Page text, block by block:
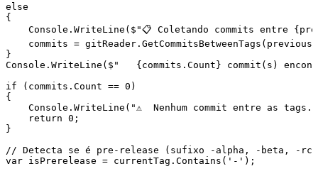
else
{
    Console
. WriteLine ( $"📋 Coletando commits entre {
    commits
= gitReader . GetCommitsBetweenTags
}
Console . WriteLine ( $"
   {
commits . Count } commit(s)
if ( commits . Count == 0 )
{
    Console
. WriteLine ( "⚠️  Nenhum commit entre as tags.
    return
0 ;
}
// Detecta se é pre-release (sufixo -alpha, -beta, -rc)
var isPrerelease = currentTag . Contains ( '-' );